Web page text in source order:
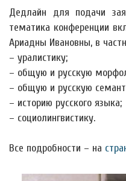
Дедлайн для подачи
тематика конференции
Ариадны Ивановны, в
– уралистику;
– общую и русскую
– общую и русскую
– историю русского языка;
– социолингвистику.
Все подробности – на